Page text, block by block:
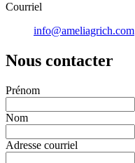
Courriel
info@ameliagrich.com
Nous contacter
Prénom
Nom
Adresse courriel